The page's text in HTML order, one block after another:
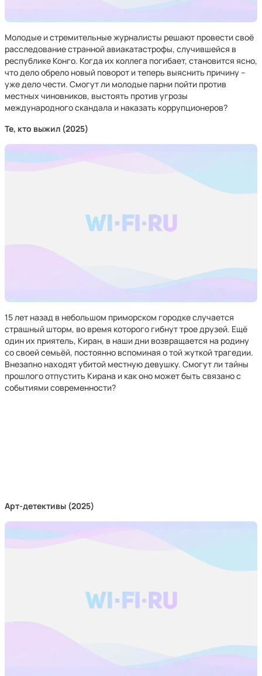
Молодые и стремительные журналисты решают провести своё
расследование странной авиакатастрофы, случившейся в
республике Конго. Когда их коллега погибает, становится ясно,
что дело обрело новый поворот и теперь выяснить причину –
уже дело чести. Смогут ли молодые парни пойти против
местных чиновников, выстоять против угрозы
международного скандала и наказать коррупционеров?
Те, кто выжил (2025)
15 лет назад в небольшом приморском городке случается
страшный шторм, во время которого гибнут трое друзей. Ещё
один их приятель, Киран, в наши дни возвращается на родину
со своей семьёй, постоянно вспоминая о той жуткой трагедии.
Внезапно находят убитой местную девушку. Смогут ли тайны
прошлого отпустить Кирана и как оно может быть связано с
событиями современности?
Арт-детективы (2025)